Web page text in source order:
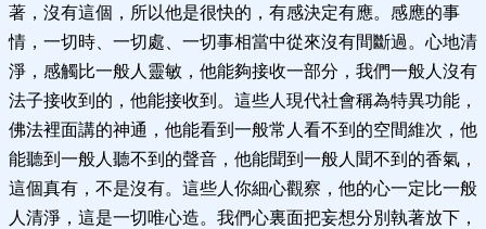
著，沒有這個，所以他是很快的，有感決定有應。感應的事
情，一切時、一切處、一切事相當中從來沒有間斷過。心地清
淨，感觸比一般人靈敏，他能夠接收一部分，我們一般人沒有
法子接收到的，他能接收到。這些人現代社會稱為特異功能，
佛法裡面講的神通，他能看到一般常人看不到的空間維次，他
能聽到一般人聽不到的聲音，他能聞到一般人聞不到的香氣，
這個真有，不是沒有。這些人你細心觀察，他的心一定比一般
人清淨，這是一切唯心造。我們心裏面把妄想分別執著放下，